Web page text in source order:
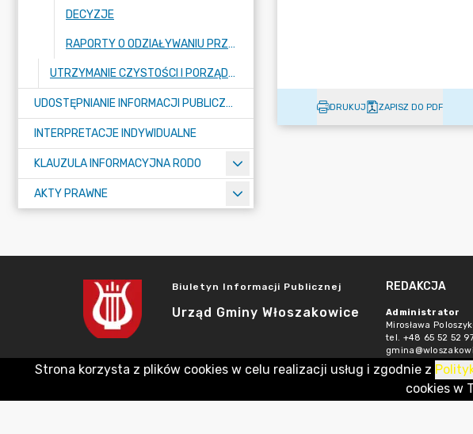
DECYZJE
RAPORTY O ODZIAŁYWANIU PRZEDSIĘWZIĘĆ NA ŚRODOWISKO
UTRZYMANIE CZYSTOŚCI I PORZĄDKU
UDOSTĘPNIANIE INFORMACJI PUBLICZNEJ
INTERPRETACJE INDYWIDUALNE
KLAUZULA INFORMACYJNA RODO
AKTY PRAWNE
DRUKUJ ZAPISZ DO PDF
Biuletyn Informacji Publicznej
Urząd Gminy Włoszakowice
REDAKCJA
Administrator
Mirosława
tel. +48 65 52 52
Strona korzysta z plików cookies w celu realizacji usług i zgodnie z
cookies w